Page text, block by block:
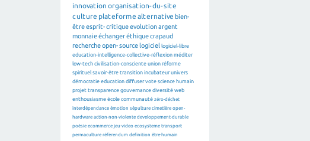
innovation organisation-du-site
culture plateforme alternative bien-
êtreesprit-critiqueevolutionargent
monnaieéchangeréthiquecrapaud
rechercheopen-source logiciel logiciel-libre
education-intelligence-collective-réflexion méditer
low-tech civilisation-consciente union réforme
spirituel savoir-être transition incubateur univers
démocratie education diffuser vote science humain
projet transparence gouvernance diversité web
enthousiasme école communauté zéro-déchet
interdépendance émotion sépulture cimetière open-
hardware action-non-violente developpement-durable
poésie ecommerce jeu-video ecosysteme transport
permaculture référendum definition être-humain